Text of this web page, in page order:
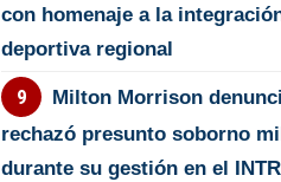
con homenaje a la
deportiva regional
Milton Morrison
rechazó presunto soborno
durante su gestión en el